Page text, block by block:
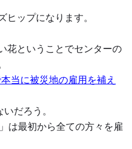
ップになります。
花ということでセンターの
当に被災地の雇用を補え
だろう。
は最初から全ての方々を雇